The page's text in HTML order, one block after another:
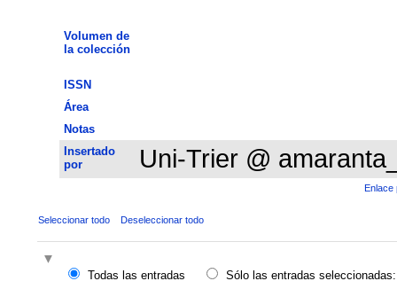
Volumen de
la colección
ISSN
Área
Notas
Insertado
por
Uni-Trier @
Enlace
Seleccionar todo Deseleccionar todo
Todas las entradas
Sólo las entradas seleccionadas: